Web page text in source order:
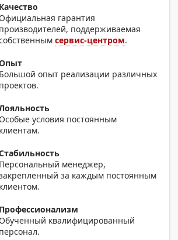
Качество
Официальная гарантия
производителей, поддерживаемая
сервис-центром.
Большой опыт реализации различных
проектов.
Особые условия постоянным
клиентам.
Персональный менеджер,
за каждым постоянным
клиентом.
Профессионализм
Обученный квалифицированный
персонал.